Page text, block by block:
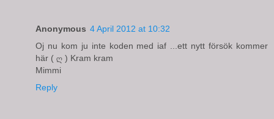
Anonymous 4 April 2012 at 10:32
Oj nu kom ju inte koden med iaf ...ett nytt försök kommer
här ( ღ ) Kram kram
Mimmi
Reply